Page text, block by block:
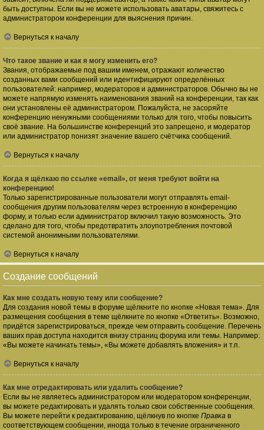
быть доступны. Если вы не можете использовать аватары, свяжитесь с
администратором конференции для выяснения причин.
Вернуться к началу
Что такое звание и как я могу изменить его?
Звания, отображаемые под вашим именем, отражают количество
созданных вами сообщений или идентифицируют определённых
пользователей: например, модераторов и администраторов. Обычно вы не
можете напрямую изменять наименования званий на конференции, так как
они установлены её администратором. Пожалуйста, не засоряйте
конференцию ненужными сообщениями только для того, чтобы повысить
своё звание. На большинстве конференций это запрещено, и модератор
или администратор понизят значение вашего счётчика сообщений.
Вернуться к началу
Когда я щёлкаю по ссылке «email», от меня требуют войти на
конференцию!
Только зарегистрированные пользователи могут отправлять email-
сообщения другим пользователям через встроенную в конференцию
форму, и только если администратор включил такую возможность. Это
сделано для того, чтобы предотвратить злоупотребления почтовой
системой анонимными пользователями.
Вернуться к началу
Создание сообщений
Как мне создать новую тему или сообщение?
Для создания новой темы в форуме щёлкните по кнопке «Новая тема». Для
размещения сообщения в теме щёлкните по кнопке «Ответить». Возможно,
придётся зарегистрироваться, прежде чем отправить сообщение. Перечень
ваших прав доступа находится внизу страниц форума или темы. Например:
«Вы можете начинать темы», «Вы можете добавлять вложения» и т.п.
Вернуться к началу
Как мне отредактировать или удалить сообщение?
Если вы не являетесь администратором или модератором конференции,
вы можете редактировать и удалять только свои собственные сообщения.
Вы можете перейти к редактированию, щёлкнув по кнопке Правка в
соответствующем сообщении, иногда только в течение ограниченного